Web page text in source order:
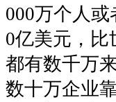
000万个人
0亿美元，比
都有数千万
数十万企业